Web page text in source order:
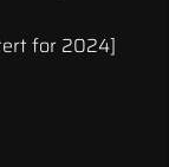
for 2024]